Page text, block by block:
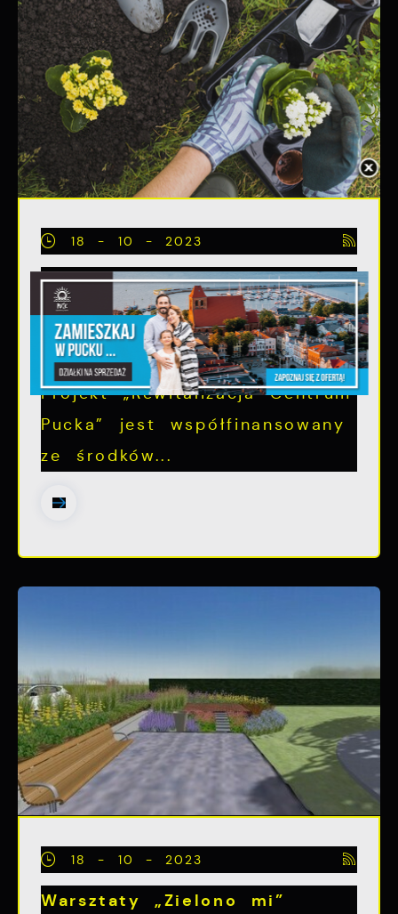
18 - 10 - 2023
Warsztaty „Zielono mi”
Pomóż przy sadzeniu
19.10.2023
Projekt „Rewitalizacja Centrum
Pucka” jest współfinansowany
ze środków...
18 - 10 - 2023
Warsztaty „Zielono mi”